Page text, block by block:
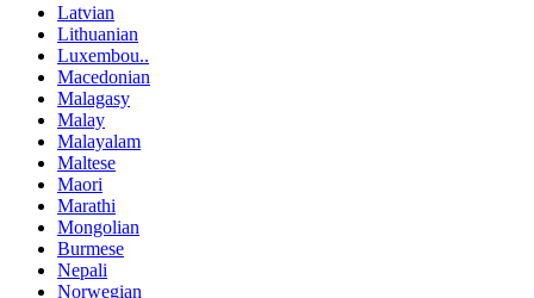
Latvian
Lithuanian
Luxembou..
Macedonian
Malagasy
Malay
Malayalam
Maltese
Maori
Marathi
Mongolian
Burmese
Nepali
Norwegian